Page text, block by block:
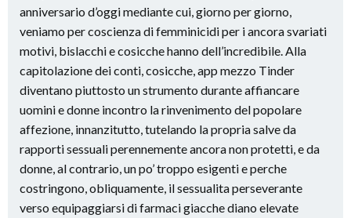
anniversario d’oggi mediante cui, giorno per giorno,
veniamo per coscienza di femminicidi per i ancora svariati
motivi, bislacchi e cosicche hanno dell’incredibile. Alla
capitolazione dei conti, cosicche, app mezzo Tinder
diventano piuttosto un strumento durante affiancare
uomini e donne incontro la rinvenimento del popolare
affezione, innanzitutto, tutelando la propria salve da
rapporti sessuali perennemente ancora non protetti, e da
donne, al contrario, un po’ troppo esigenti e perche
costringono, obliquamente, il sessualita perseverante
verso equipaggiarsi di farmaci giacche diano elevate